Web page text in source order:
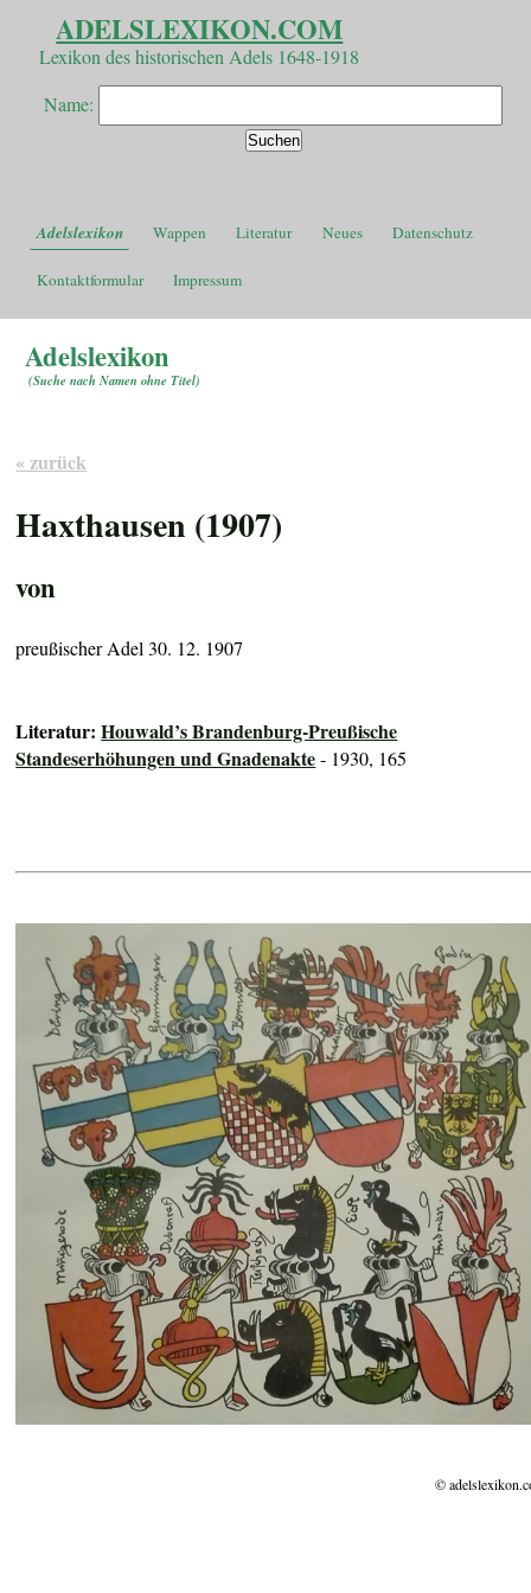
ADELSLEXIKON.COM
Lexikon des historischen Adels 1648-1918
Name:
Adelslexikon Wappen Literatur Neues Datenschutz
Kontaktformular Impressum
Adelslexikon
(Suche nach Namen ohne Titel)
« zurück
Haxthausen (1907)
von
preußischer Adel 30. 12. 1907
Literatur:Houwald’s Brandenburg-Preußische
Standeserhöhungen und Gnadenakte- 1930, 165
©